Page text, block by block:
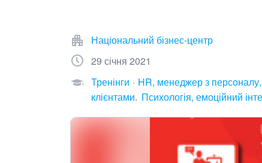
Національний бізнес-центр
29 січня 2021
Тренінги
HR, менеджер з персоналу,
клієнтами Психологія, емоційний